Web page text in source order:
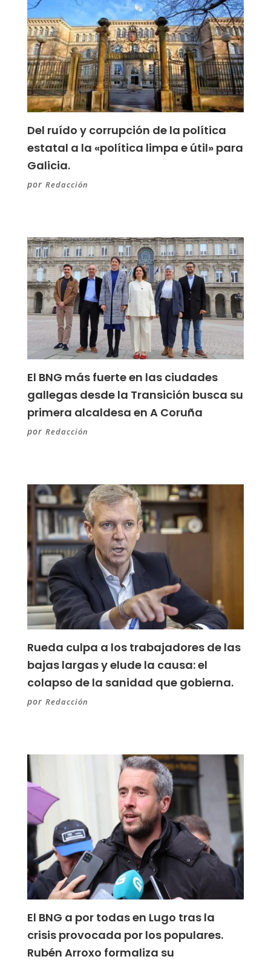
Del ruído y corrupción de la política
estatal a la «política limpa e útil» para
Galicia.
por Redacción
El BNG más fuerte en las ciudades
gallegas desde la Transición busca su
primera alcaldesa en A Coruña
por Redacción
Rueda culpa a los trabajadores de las
bajas largas y elude la causa: el
colapso de la sanidad que gobierna.
por Redacción
El BNG a por todas en Lugo tras la
crisis provocada por los populares.
Rubén Arroxo formaliza su